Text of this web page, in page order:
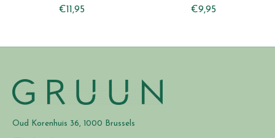
€11,95
€9,95
Oud Korenhuis 36, 1000 Brussels